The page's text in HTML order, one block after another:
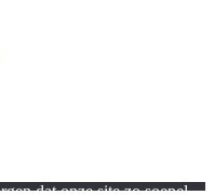
dat onze site zo soepel